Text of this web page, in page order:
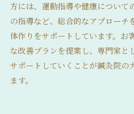
方には、運動指導や健康について
の指導など、総合的なアプローチ
体作りをサポートしています。お
な改善プランを提案し、専門家と
サポートしていくことが鍼灸院の
ます。